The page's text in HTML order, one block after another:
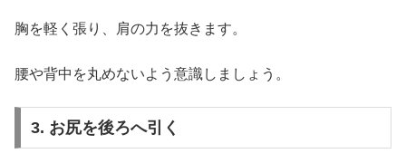
胸を軽く張り、肩の力を抜きます。
腰や背中を丸めないよう意識しましょう。
3. お尻を後ろへ引く